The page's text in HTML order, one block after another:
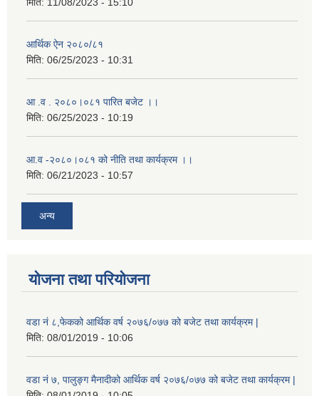
मिति: 11/08/2023 - 15:10
आर्थिक ऐन २०८०/८१
मिति: 06/25/2023 - 10:31
आ .व . २०८०।०८१ पारित बजेट ।।
मिति: 06/25/2023 - 10:19
आ.व -२०८०।०८१ को नीति तथा कार्यक्रम ।।
मिति: 06/21/2023 - 10:57
अन्य
योजना तथा परियोजना
वडा नं ८,फेकको आर्थिक वर्ष २०७६/०७७ को बजेट तथा कार्यक्रम |
मिति: 08/01/2019 - 10:06
वडा नं ७, पालुङ्ग मैनादीको आर्थिक वर्ष २०७६/०७७ को बजेट तथा कार्यक्रम |